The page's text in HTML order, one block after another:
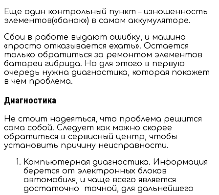
Еще один контрольный пункт – изношенность
элементов(«банок») в самом аккумуляторе.
Сбои в работе выдают ошибку, и машина
«просто отказывается ехать». Остается
только обратиться за ремонтом элементов
батареи гибрида. Но для этого в первую
очередь нужна диагностика, которая покажет
в чем проблема.
Диагностика
Не стоит надеяться, что проблема решится
сама собой. Следует как можно скорее
обратиться в сервисный центр, чтобы
установить причину неисправности.
Компьютерная диагностика. Информация
берется от электронных блоков
автомобиля, и чаще всего является
достаточно точной, для дальнейшего